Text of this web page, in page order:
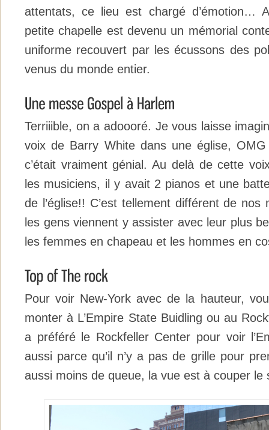
attentats, ce lieu est chargé d’émotion…
petite chapelle est devenu un mémorial
uniforme recouvert par les écussons des
venus du monde entier.
Terriiible, on a adoooré. Je vous laisse
voix de Barry White dans une église,
c’était vraiment génial. Au delà de cette
les musiciens, il y avait 2 pianos et une
de l’église!! C’est tellement différent de nos
les gens viennent y assister avec leur plus
les femmes en chapeau et les hommes en
Pour voir New-York avec de la hauteur,
monter à L’Empire State Buidling ou au
a préféré le Rockfeller Center pour voir
aussi parce qu’il n’y a pas de grille pour
aussi moins de queue, la vue est à couper